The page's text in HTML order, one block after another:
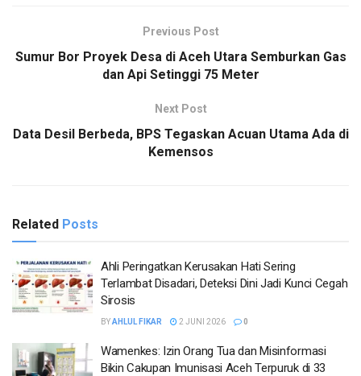
Previous Post
Sumur Bor Proyek Desa di Aceh Utara Semburkan Gas
dan Api Setinggi 75 Meter
Next Post
Data Desil Berbeda, BPS Tegaskan Acuan Utama Ada di
Kemensos
Related Posts
Ahli Peringatkan Kerusakan Hati Sering
Terlambat Disadari, Deteksi Dini Jadi Kunci Cegah
Sirosis
BYAHLUL FIKAR 2 JUNI 2026 0
Wamenkes: Izin Orang Tua dan Misinformasi
Bikin Cakupan Imunisasi Aceh Terpuruk di 33